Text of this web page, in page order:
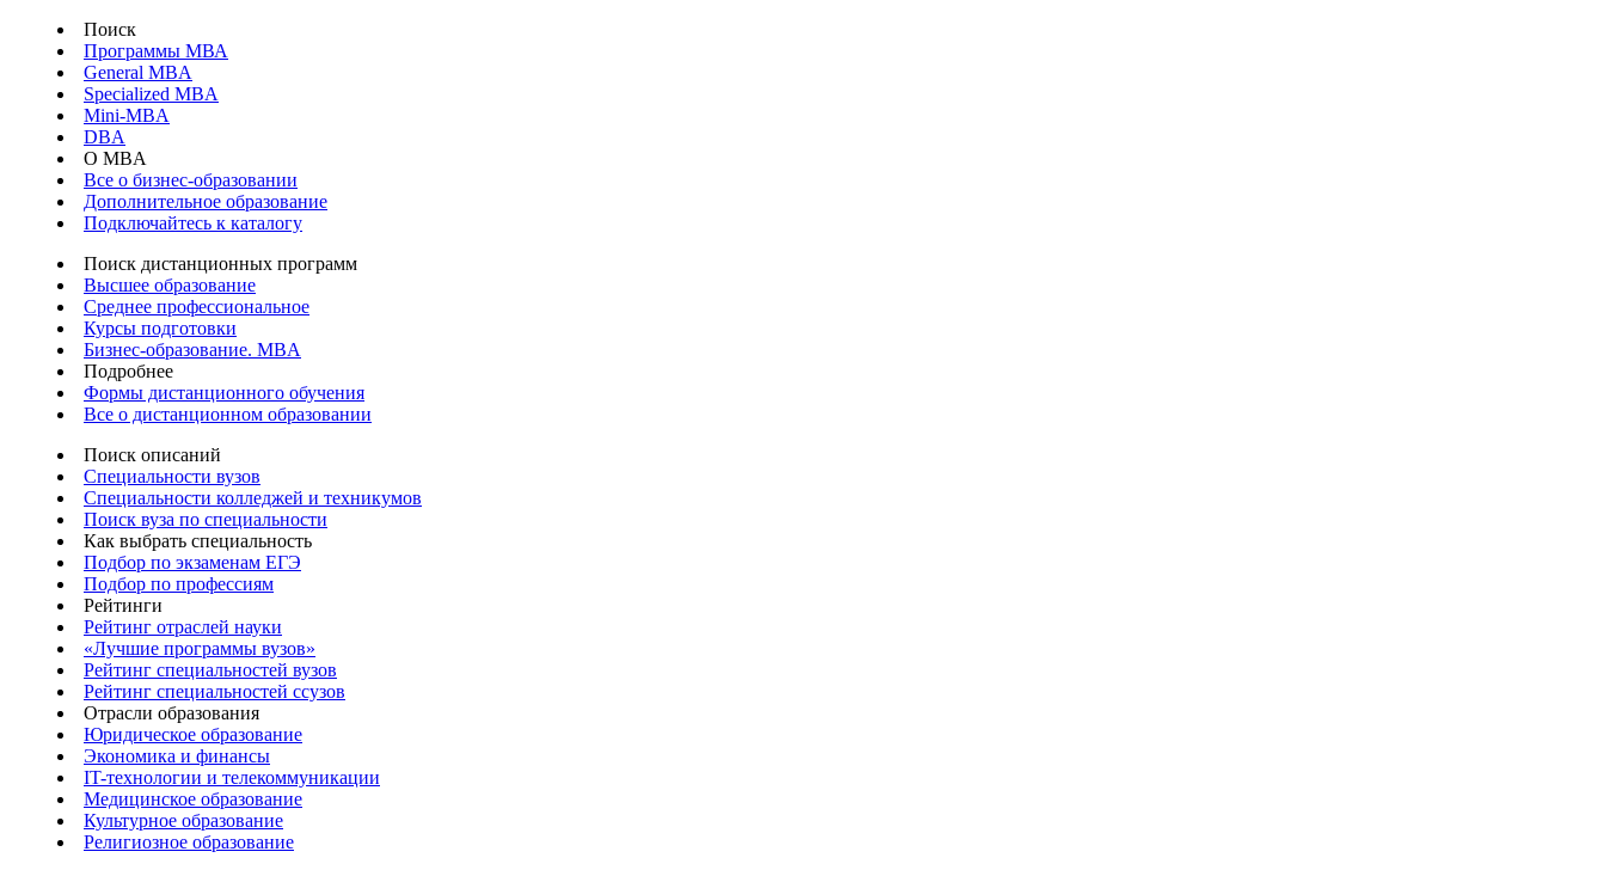
Поиск
Программы МВА
General MBA
Specialized MBA
Mini-MBA
DBA
О MBA
Все о бизнес-образовании
Дополнительное образование
Подключайтесь к каталогу
Поиск дистанционных программ
Высшее образование
Среднее профессиональное
Курсы подготовки
Бизнес-образование. MBA
Подробнее
Формы дистанционного обучения
Все о дистанционном образовании
Поиск описаний
Специальности вузов
Специальности колледжей и техникумов
Поиск вуза по специальности
Как выбрать специальность
Подбор по экзаменам ЕГЭ
Подбор по профессиям
Рейтинги
Рейтинг отраслей науки
«Лучшие программы вузов»
Рейтинг специальностей вузов
Рейтинг специальностей ссузов
Отрасли образования
Юридическое образование
Экономика и финансы
IT-технологии и телекоммуникации
Медицинское образование
Культурное образование
Религиозное образование